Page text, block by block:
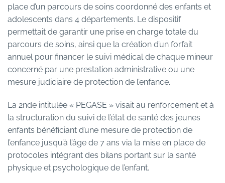
place d’un parcours de soins coordonné des enfants et
adolescents dans 4 départements. Le dispositif
permettait de garantir une prise en charge totale du
parcours de soins, ainsi que la création d’un forfait
annuel pour financer le suivi médical de chaque mineur
concerné par une prestation administrative ou une
mesure judiciaire de protection de l’enfance.
La 2nde intitulée « PEGASE » visait au renforcement et à
la structuration du suivi de l’état de santé des jeunes
enfants bénéficiant d’une mesure de protection de
l’enfance jusqu’à l’âge de 7 ans via la mise en place de
protocoles intégrant des bilans portant sur la santé
physique et psychologique de l’enfant.